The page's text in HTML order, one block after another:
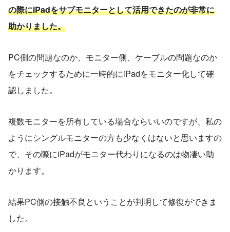
の際にiPadをサブモニターとして活用できたのが非常に
助かりました。
PC側の問題なのか、モニター側、ケーブルの問題なのか
をチェックするために一時的にiPadをモニター化して確
認しました。
複数モニターを所有している場合ならいいのですが、私の
ようにシングルモニターの方も少なくはないと思いますの
で、その際にiPadがモニター代わりになるのは物凄い助
かります。
結果PC側の接触不良ということが判明して修復ができま
した。